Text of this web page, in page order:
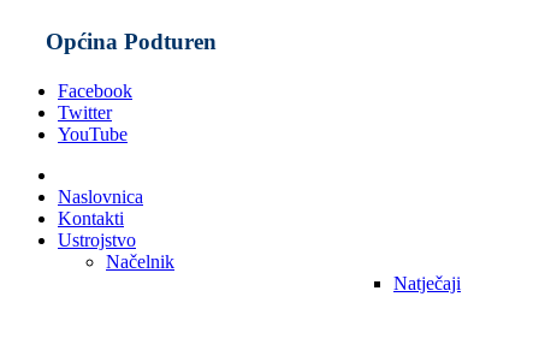
Općina Podturen
Facebook
Twitter
YouTube
Naslovnica
Kontakti
Ustrojstvo
Načelnik
Natječaji